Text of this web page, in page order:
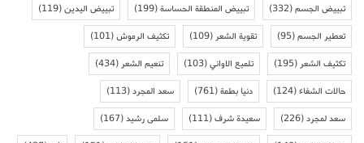
تبييض الجسم(332) تبييض المنطقة الحساسة(199) تبييض اليدين(119)
تعطير الجسم(95) تقوية الشعر(109) تكثيف الرموش(101)
تكثيف الشعر(195) تلميع الاواني(103) تنعيم الشعر(434)
حالات الشفاء(124) دنيا بطمة(761) سعد المجرد(113)
سعد لمجرد(226) سعيدة شرف(111) سلمى رشيد(167)